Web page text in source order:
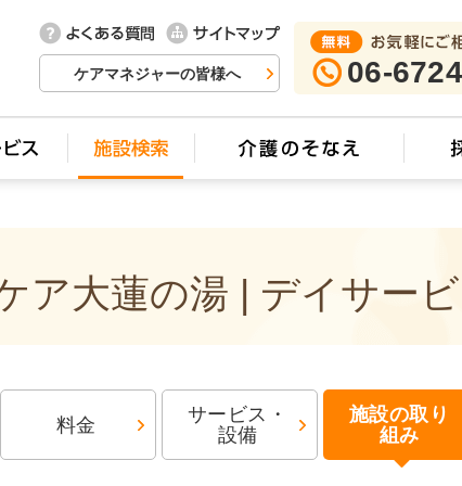
ケアマネジャーの皆様へ 06-
ア大蓮の湯 | デイサー
料金
サービス・
設備
施設の取り
組み